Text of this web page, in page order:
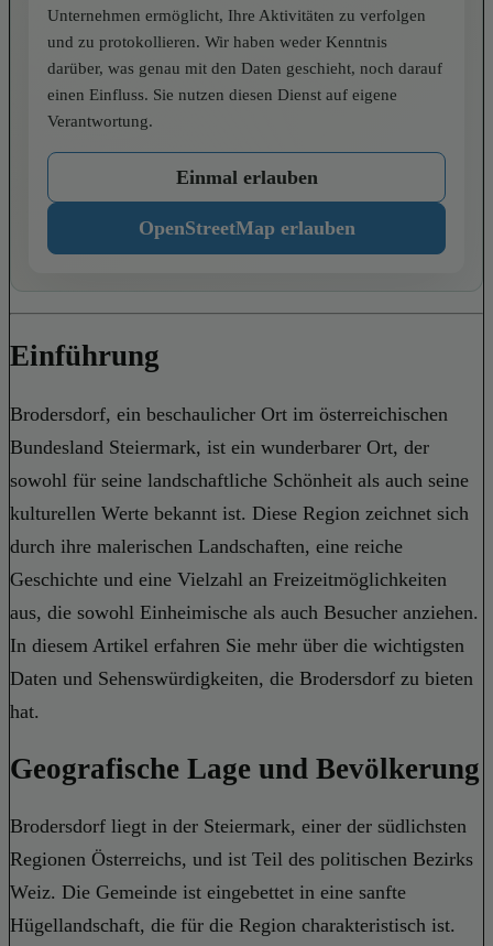
Unternehmen ermöglicht, Ihre Aktivitäten zu verfolgen
und zu protokollieren. Wir haben weder Kenntnis
darüber, was genau mit den Daten geschieht, noch darauf
einen Einfluss. Sie nutzen diesen Dienst auf eigene
Verantwortung.
Einmal erlauben
OpenStreetMap erlauben
Einführung
Brodersdorf, ein beschaulicher Ort im österreichischen
Bundesland Steiermark, ist ein wunderbarer Ort, der
sowohl für seine landschaftliche Schönheit als auch seine
kulturellen Werte bekannt ist. Diese Region zeichnet sich
durch ihre malerischen Landschaften, eine reiche
Geschichte und eine Vielzahl an Freizeitmöglichkeiten
aus, die sowohl Einheimische als auch Besucher anziehen.
In diesem Artikel erfahren Sie mehr über die wichtigsten
Daten und Sehenswürdigkeiten, die Brodersdorf zu bieten
hat.
Geografische Lage und Bevölkerung
Brodersdorf liegt in der Steiermark, einer der südlichsten
Regionen Österreichs, und ist Teil des politischen Bezirks
Weiz. Die Gemeinde ist eingebettet in eine sanfte
Hügellandschaft, die für die Region charakteristisch ist.